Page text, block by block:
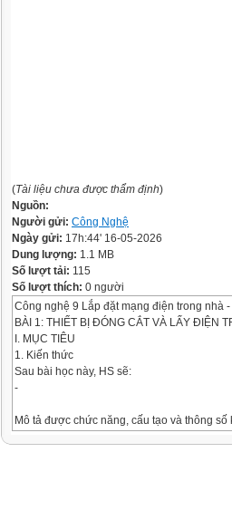
(Tài liệu chưa được thẩm định)
Nguồn:
Người gửi: Công Nghệ
Ngày gửi: 17h:44' 16-05-2026
Dung lượng: 1.1 MB
Số lượt tải: 115
Số lượt thích: 0 người
Công nghệ 9 Lắp đặt mạng điện trong nhà
BÀI 1: THIẾT BỊ ĐÓNG CẮT VÀ LẤY ĐIỆN
I. MỤC TIÊU
1. Kiến thức
Sau bài học này, HS sẽ:
-
Mô tả được chức năng, cấu tạo và thông